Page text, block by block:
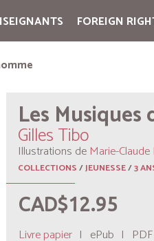
FOREIGN
Les
Gilles Tibo
Illustrations de Marie-Claude
COLLECTIONS/JEUNESSE/3
CAD$12.95
Livre papier | ePub | PDF